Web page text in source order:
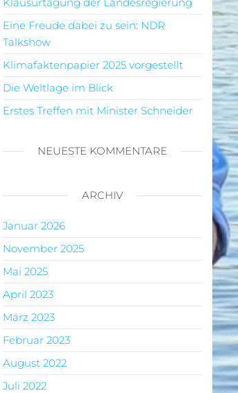
Eine Freude dabei zu sein: NDR
Talkshow
Klimafaktenpapier 2025 vorgestellt
Die Weltlage im Blick
Erstes Treffen mit Minister Schneider
NEUESTE KOMMENTARE
ARCHIV
Januar 2026
November 2025
Mai 2025
April 2023
März 2023
Februar 2023
August 2022
Juli 2022